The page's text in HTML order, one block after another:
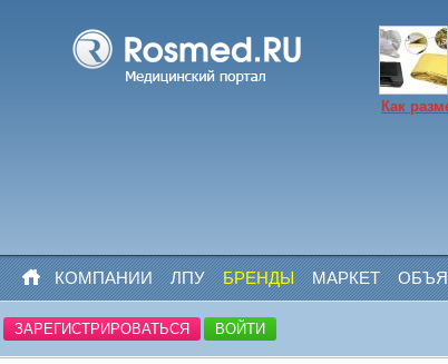
Как
КОМПАНИИ ЛПУ БРЕНДЫ МАРКЕТ
ЗАРЕГИСТРИРОВАТЬСЯ ВОЙТИ